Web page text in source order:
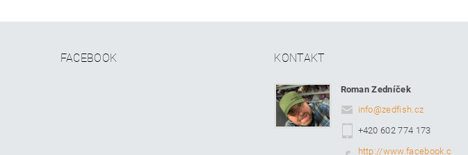
FACEBOOK KONTAKT
Roman Zedníček
info@zedfish.cz
+420 602 774 173
http://www.facebook.c